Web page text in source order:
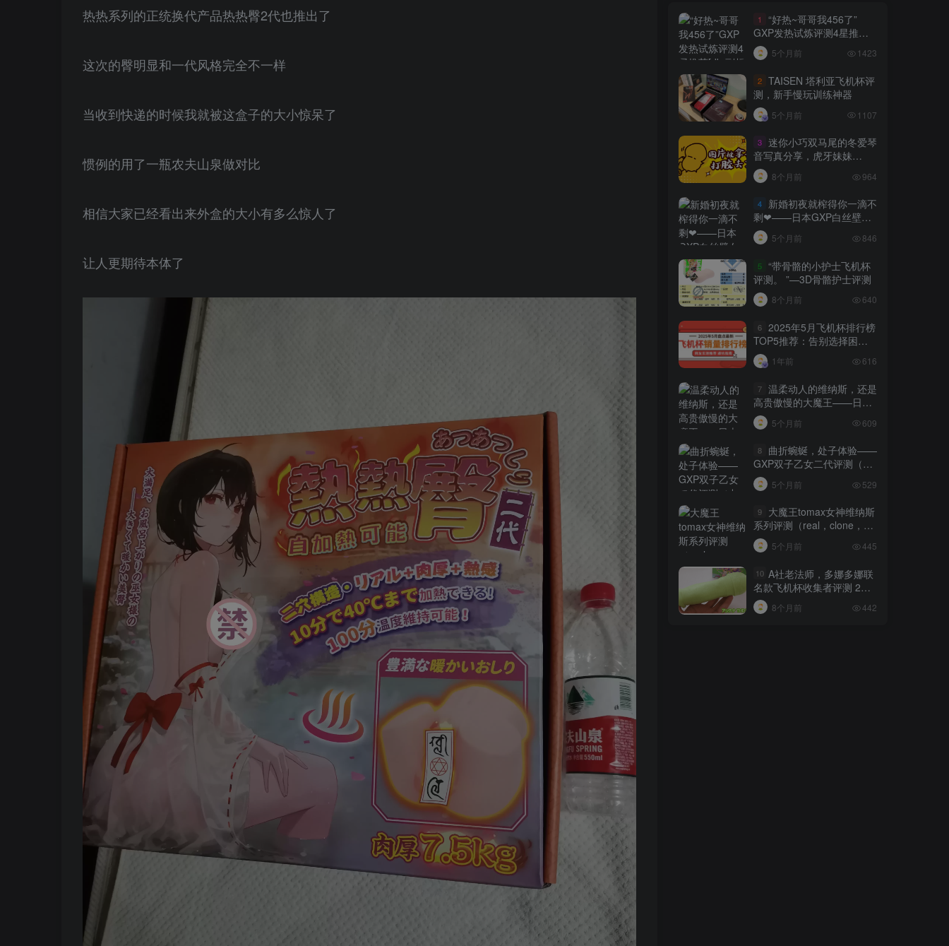
热热系列的正统换代产品热热臀2代也推出了
这次的臀明显和一代风格完全不一样
当收到快递的时候我就被这盒子的大小惊呆了
惯例的用了一瓶农夫山泉做对比
相信大家已经看出来外盒的大小有多么惊人了
让人更期待本体了
1
“好热~哥哥我456了”
GXP发热试炼评测4星推荐
[db:副标题]
5个月前 1423
2 TAISEN 塔利亚飞机杯评
测，新手慢玩训练神器
5个月前 1107
3 迷你小巧双马尾的冬爱琴
音写真分享，虎牙妹妹
YYDS!
8个月前 964
4
新婚初夜就榨得你一滴不
剩❤——日本GXP白丝壁女
测评 五星推荐[db:副标题]
5个月前 846
5 “带骨骼的小护士飞机杯
评测。 ”—3D骨骼护士评测
8个月前 640
6 2025年5月飞机杯排行榜
TOP5推荐：告别选择困
难，秒懂哪款适合你！
1年前 616
7 温柔动人的维纳斯，还是
高贵傲慢的大魔王——日本
tomax venus系列（soft）名
器测评 四星推荐[db:副标题]
5个月前 609
8
曲折蜿蜒，处子体验——
GXP双子乙女二代评测（中
高刺激）四星推荐[db:副标
题] 5个月前 529
9
大魔王tomax女神维纳斯
系列评测（real，clone，
cross）[db:副标题]
5个月前 445
10 A社老法师，多娜多娜联
名款飞机杯收集者评测 2
——除了情怀也有亮点
8个月前 442